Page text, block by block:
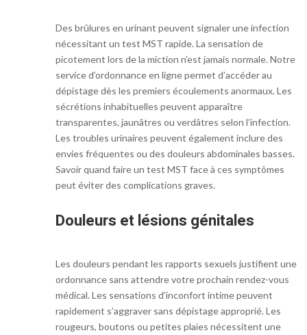
Des brûlures en urinant peuvent signaler une infection
nécessitant un test MST rapide. La sensation de
picotement lors de la miction n’est jamais normale. Notre
service d’ordonnance en ligne permet d’accéder au
dépistage dès les premiers écoulements anormaux. Les
sécrétions inhabituelles peuvent apparaître
transparentes, jaunâtres ou verdâtres selon l’infection.
Les troubles urinaires peuvent également inclure des
envies fréquentes ou des douleurs abdominales basses.
Savoir quand faire un test MST face à ces symptômes
peut éviter des complications graves.
Douleurs et lésions génitales
Les douleurs pendant les rapports sexuels justifient une
ordonnance sans attendre votre prochain rendez-vous
médical. Les sensations d’inconfort intime peuvent
rapidement s’aggraver sans dépistage approprié. Les
rougeurs, boutons ou petites plaies nécessitent une